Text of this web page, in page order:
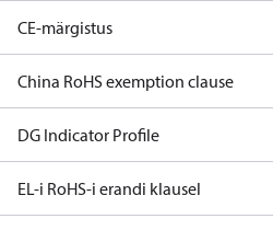
CE-märgistus
China RoHS exemption clause
DG Indicator Profile
EL-i RoHS-i erandi klausel